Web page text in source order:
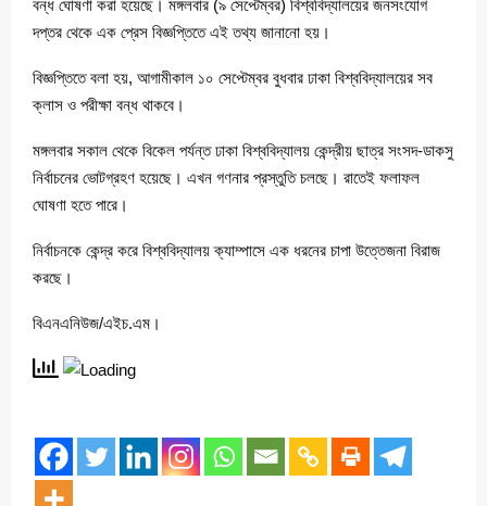
বন্ধ ঘোষণা করা হয়েছে। মঙ্গলবার (৯ সেপ্টেম্বর) বিশ্ববিদ্যালয়ের জনসংযোগ
দপ্তর থেকে এক প্রেস বিজ্ঞপ্তিতে এই তথ্য জানানো হয়।
বিজ্ঞপ্তিতে বলা হয়, আগামীকাল ১০ সেপ্টেম্বর বুধবার ঢাকা বিশ্ববিদ্যালয়ের সব
ক্লাস ও পরীক্ষা বন্ধ থাকবে।
মঙ্গলবার সকাল থেকে বিকেল পর্যন্ত ঢাকা বিশ্ববিদ্যালয় কেন্দ্রীয় ছাত্র সংসদ-ডাকসু
নির্বাচনের ভোটগ্রহণ হয়েছে। এখন গণনার প্রস্তুতি চলছে। রাতেই ফলাফল
ঘোষণা হতে পারে।
নির্বাচনকে কেন্দ্র করে বিশ্ববিদ্যালয় ক্যাম্পাসে এক ধরনের চাপা উত্তেজনা বিরাজ
করছে।
বিএনএনিউজ/এইচ.এম।